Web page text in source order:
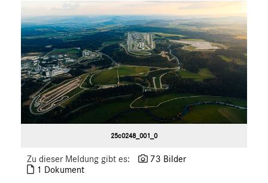
25c0248_001_0
Zu dieser Meldung gibt es:
73 Bilder
1 Dokument